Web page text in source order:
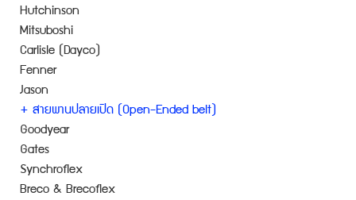
Hutchinson
Mitsuboshi
Carlisle (Dayco)
Fenner
Jason
+ สายพานปลายเปิด (Open-Ended belt)
Goodyear
Gates
Synchroflex
Breco & Brecoflex